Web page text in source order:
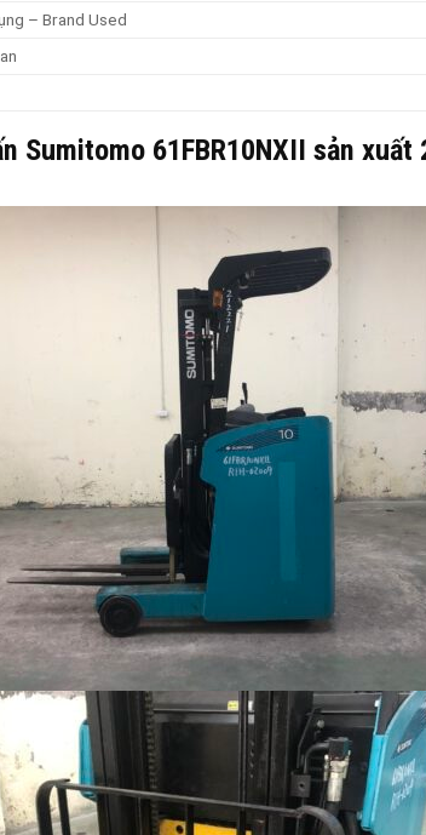
– Brand Used
61FBR10NXII sản xuất